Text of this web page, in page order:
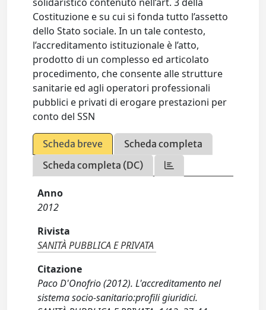
Costituzione e su cui si fonda tutto l’assetto
dello Stato sociale. In un tale contesto,
l’accreditamento istituzionale è l’atto,
prodotto di un complesso ed articolato
procedimento, che consente alle strutture
sanitarie ed agli operatori professionali
pubblici e privati di erogare prestazioni per
conto del SSN
Scheda breve
Scheda completa
Scheda completa (DC)
Anno
2012
Rivista
SANITÀ PUBBLICA E PRIVATA
Citazione
Paco D'Onofrio (2012). L'accreditamento nel
sistema socio-sanitario:profili giuridici.